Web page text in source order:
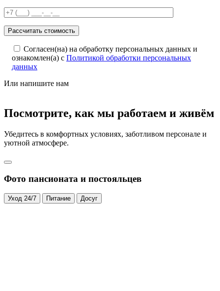
Согласен(на) на обработку персональных данных и
ознакомлен(а) с Политикой обработки персональных
данных
Или напишите нам
Посмотрите, как мы работаем и живём
Убедитесь в комфортных условиях, заботливом персонале и
уютной атмосфере.
Фото пансионата и постояльцев
Уход 24/7 Питание Досуг